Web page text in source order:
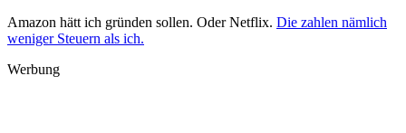
Amazon hätt ich gründen sollen. Oder Netflix. Die zahlen nämlich
weniger Steuern als ich.
Werbung